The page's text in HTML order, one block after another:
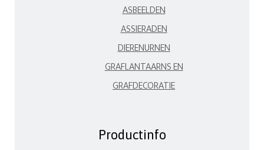
ASBEELDEN
ASSIERADEN
DIERENURNEN
GRAFLANTAARNS EN
GRAFDECORATIE
Productinfo